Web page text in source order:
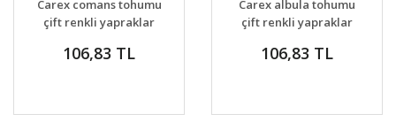
VER
Carex comans tohumu
çift renkli yapraklar
106,83 TL
VER
Carex albula tohumu
çift renkli yapraklar
106,83 TL